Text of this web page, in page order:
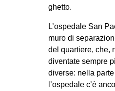
ghetto.
L’ospedale San
muro di
del quartiere, che,
diventate sempre
diverse: nella
l’ospedale c’è